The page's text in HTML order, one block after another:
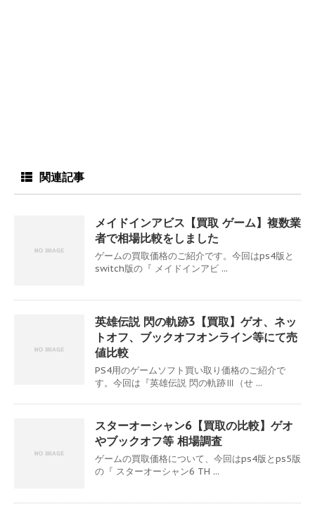
関連記事
メイドインアビス【買取 ゲーム】複数業
者で相場比較をしました
ゲームの買取価格のご紹介です。今回はps4版と
switch版の『 メイドインアビ ...
英雄伝説 閃の軌跡3【買取】ゲオ、ネッ
トオフ、ブックオフオンライン等にて売
値比較
PS4用のゲームソフト買い取り価格のご紹介で
す。今回は『英雄伝説 閃の軌跡Ⅲ（せ ...
スターオーシャン6【買取の比較】ゲオ
やブックオフ等 相場調査
ゲームの買取価格について、今回はps4版とps5版
の『 スターオーシャン6 TH ...